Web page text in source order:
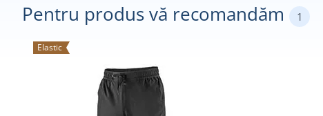
Pentru produs vă recomandăm 1
Elastic